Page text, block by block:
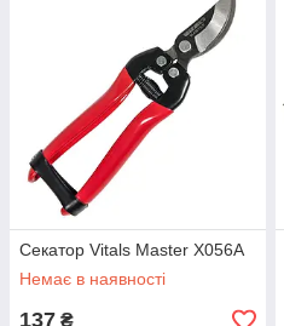
Секатор Vitals Master X056A
Немає в наявності
137 ₴